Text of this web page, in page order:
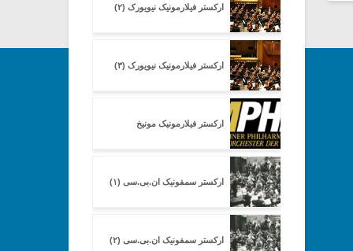
ارکستر فیلارمونیک نیویورک (۲)
ارکستر فیلارمونیک نیویورک (۳)
ارکستر فیلارمونیک مونیخ
ارکستر سمفونیک ان.بی.سی (۱)
ارکستر سمفونیک ان.بی.سی (۲)